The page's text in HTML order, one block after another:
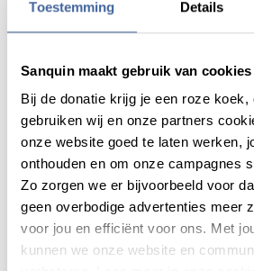
Toestemming Details
Sanquin maakt gebruik van
Bij de donatie krijg je een roze koek,
gebruiken wij en onze partners
onze website goed te laten werken,
onthouden en om onze campagnes
Zo zorgen we er bijvoorbeeld voor
geen overbodige advertenties meer
voor jou en efficiënt voor ons. Met
kunnen we onze website en
Prenatale bloedtest
bloedingen bij baby’s
Nieuws 15 november 2023